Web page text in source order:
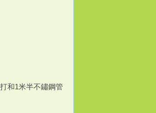
和1米半不鏽鋼管